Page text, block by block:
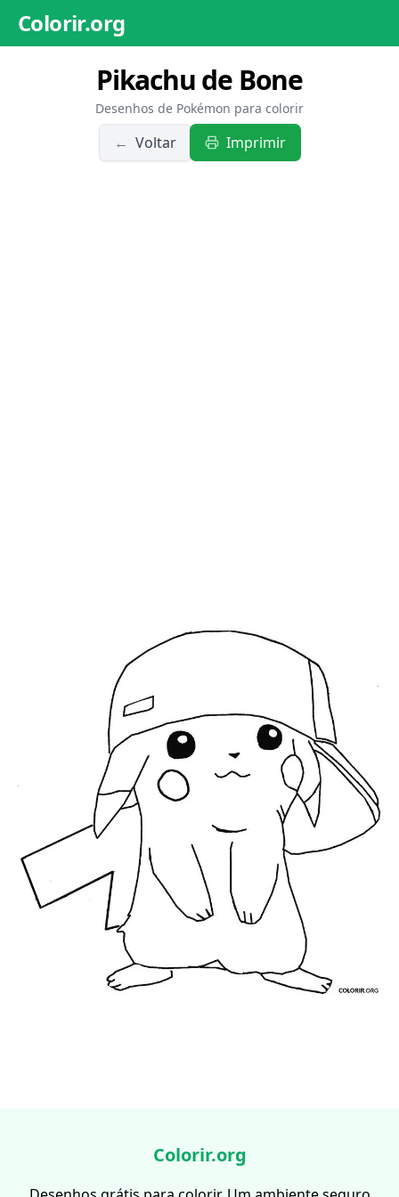
Colorir.org
Pikachu de Bone
Desenhos de Pokémon para colorir
← Voltar Imprimir
Colorir.org